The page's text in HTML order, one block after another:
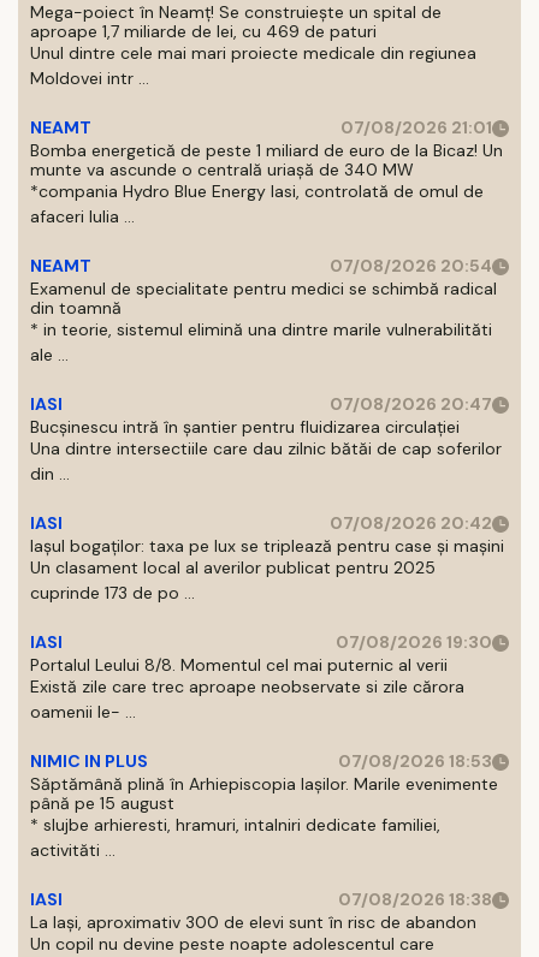
Mega-poiect în Neamț! Se construiește un spital de
aproape 1,7 miliarde de lei, cu 469 de paturi
Unul dintre cele mai mari proiecte medicale din regiunea
Moldovei intr ...
NEAMT
07/08/2026 21:01
Bomba energetică de peste 1 miliard de euro de la Bicaz! Un
munte va ascunde o centrală uriașă de 340 MW
*compania Hydro Blue Energy Iasi, controlată de omul de
afaceri Iulia ...
NEAMT
07/08/2026 20:54
Examenul de specialitate pentru medici se schimbă radical
din toamnă
* in teorie, sistemul elimină una dintre marile vulnerabilităti
ale ...
IASI
07/08/2026 20:47
Bucșinescu intră în șantier pentru fluidizarea circulației
Una dintre intersectiile care dau zilnic bătăi de cap soferilor
din ...
IASI
07/08/2026 20:42
Iașul bogaților: taxa pe lux se triplează pentru case și mașini
Un clasament local al averilor publicat pentru 2025
cuprinde 173 de po ...
IASI
07/08/2026 19:30
Portalul Leului 8/8. Momentul cel mai puternic al verii
Există zile care trec aproape neobservate si zile cărora
oamenii le- ...
NIMIC IN PLUS
07/08/2026 18:53
Săptămână plină în Arhiepiscopia Iașilor. Marile evenimente
până pe 15 august
* slujbe arhieresti, hramuri, intalniri dedicate familiei,
activităti ...
IASI
07/08/2026 18:38
La Iași, aproximativ 300 de elevi sunt în risc de abandon
Un copil nu devine peste noapte adolescentul care